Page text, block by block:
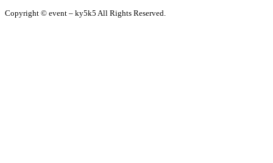
Copyright © event – ky5k5 All Rights Reserved.